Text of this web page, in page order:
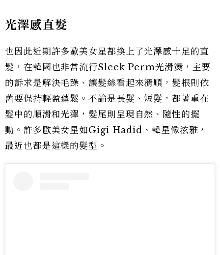
光澤感直髮
也因此近期許多歐美女星都換上了光澤感十足的直
髮，在韓國也非常流行Sleek Perm光滑燙，主要
的訴求是解決毛躁、讓髮絲看起來滑順，髮根則依
舊要保持輕盈蓬鬆。不論是長髮、短髮，都著重在
髮中的順滑和光澤，髮尾則呈現自然、隨性的擺
動。許多歐美女星如Gigi Hadid、韓星像泫雅，
最近也都是這樣的髮型。